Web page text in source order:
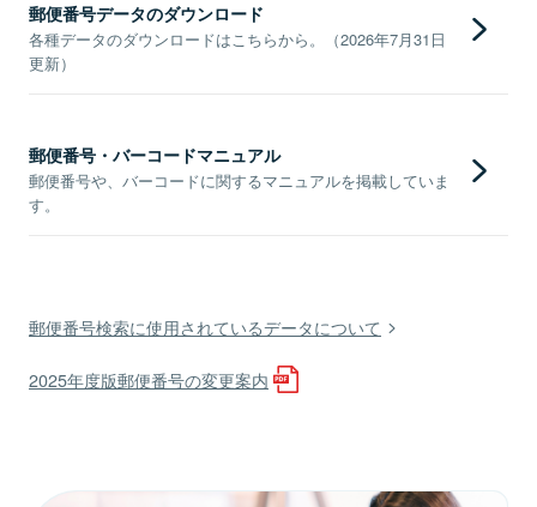
郵便番号データのダウンロード
各種データのダウンロードはこちらから。（2026年7月31日
更新）
郵便番号・バーコードマニュアル
郵便番号や、バーコードに関するマニュアルを掲載していま
す。
郵便番号検索に使用されているデータについて
2025年度版郵便番号の変更案内